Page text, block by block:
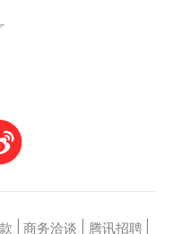
商务洽谈 腾讯招聘